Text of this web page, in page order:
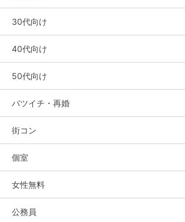
30代向け
40代向け
50代向け
バツイチ・再婚
街コン
個室
女性無料
公務員